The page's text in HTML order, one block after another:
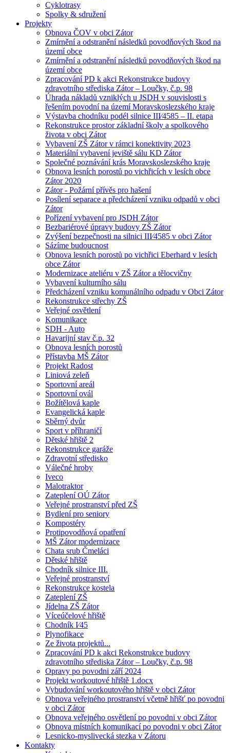
Cyklotrasy
Spolky & sdružení
Projekty
Obnova ČOV v obci Zátor
Zmírnění a odstranění následků povodňových škod na
území obce
Zmírnění a odstranění následků povodňových škod na
území obce
Zpracování PD k akci Rekonstrukce budovy
zdravotního střediska Zátor – Loučky, č.p. 98
Úhrada nákladů vzniklých u JSDH v souvislosti s
řešením povodní na území Moravskoslezského kraje
Výstavba chodníku podél silnice III⁄4585 – II. etapa
Rekonstrukce prostor základní školy a spolkového
života v obci Zátor
Vybavení ZŠ Zátor v rámci konektivity 2023
Materiální vybavení jeviště sálu KD Zátor
Společné poznávání krás Moravskoslezského kraje
Obnova lesních porostů po vichřicích v lesích obce
Zátor 2020
Zátor - Požární přívěs pro hašení
Posílení separace a předcházení vzniku odpadů v obci
Zátor
Pořízení vybavení pro JSDH Zátor
Bezbariérové úpravy budovy ZŠ Zátor
Zvýšení bezpečnosti na silnici III⁄4585 v obci Zátor
Sázíme budoucnost
Obnova lesních porostů po vichřici Eberhard v lesích
obce Zátor
Modernizace ateliéru v ZŠ Zátor a tělocvičny
Vybavení kulturního sálu
Předcházení vzniku komunálního odpadu v Obci Zátor
Rekonstrukce střechy ZŠ
Veřejné osvětlení
Komunikace
SDH - Auto
Havarijní stav č.p. 32
Obnova lesních porostů
Přístavba MŠ Zátor
Projekt Radost
Liniová zeleň
Sportovní areál
Sportovní ovál
Božítělová kaple
Evangelická kaple
Sběrný dvůr
Sport v příhraničí
Dětské hřiště 2
Rekonstrukce garáže
Zdravotní středisko
Válečné hroby
Iveco
Malotraktor
Zateplení OÚ Zátor
Veřejné prostranství před ZŠ
Bydlení pro seniory
Kompostéry
Protipovodňová opatření
MŠ Zátor modernizace
Chata srub Čmeláci
Dětské hřiště
Chodník silnice III.
Veřejné prostranství
Rekonstrukce kostela
Zateplení ZŠ
Jídelna ZŠ Zátor
Víceúčelové hřiště
Chodník I⁄45
Plynofikace
Ze života projektů...
Zpracování PD k akci Rekonstrukce budovy
zdravotního střediska Zátor – Loučky, č.p. 98
Opravy po povodni září 2024
Projekt workoutové hřiště 1.docx
Vybudování workoutového hřiště v obci Zátor
Obnova veřejného prostranství včetně hřišť po povodni
v obci Zátor
Obnova veřejného osvětlení po povodni v obci Zátor
Obnova místních komunikací po povodni v obci Zátor
Lesnicko-myslivecká stezka v Zátoru
Kontakty